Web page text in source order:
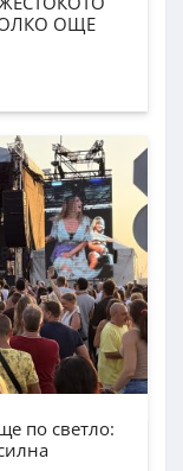
ОЩЕ
по светло: